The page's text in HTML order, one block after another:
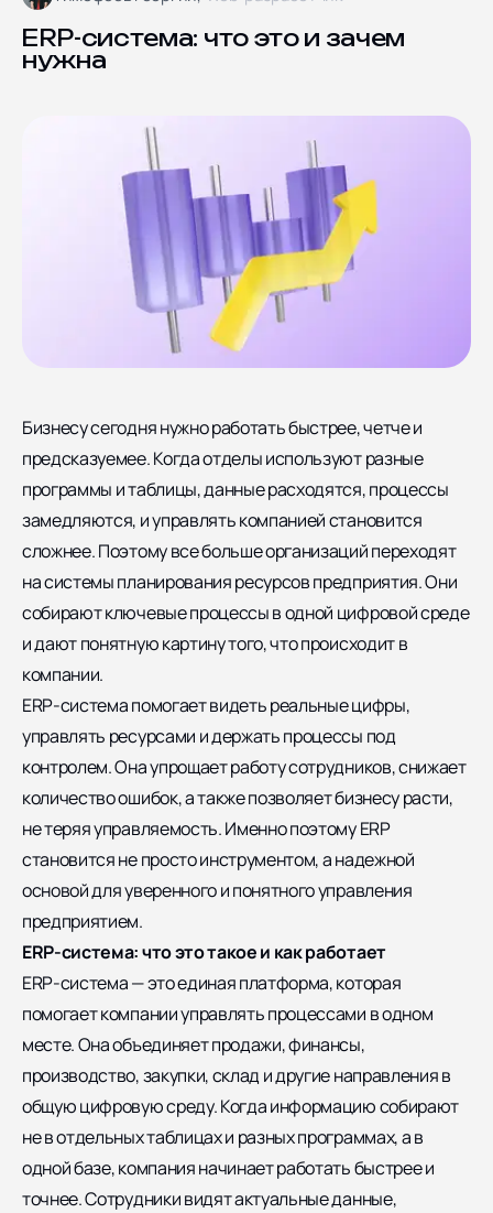
Блог
Отзывы
Контакты
Ярославская улица дом
8, корпус 5
СОЦИАЛЬНЫЕ СЕТИ
ERP-система: что это и зачем
нужна
Бизнесу сегодня нужно работать быстрее, четче и
предсказуемее. Когда отделы используют разные
программы и таблицы, данные расходятся, процессы
замедляются, и управлять компанией становится
сложнее. Поэтому все больше организаций переходят
на системы планирования ресурсов предприятия. Они
собирают ключевые процессы в одной цифровой среде
и дают понятную картину того, что происходит в
компании.
ERP-система помогает видеть реальные цифры,
управлять ресурсами и держать процессы под
контролем. Она упрощает работу сотрудников, снижает
количество ошибок, а также позволяет бизнесу расти,
не теряя управляемость. Именно поэтому ERP
становится не просто инструментом, а надежной
основой для уверенного и понятного управления
предприятием.
ERP-система: что это такое и как работает
ERP-система — это единая платформа, которая
помогает компании управлять процессами в одном
месте. Она объединяет продажи, финансы,
производство, закупки, склад и другие направления в
общую цифровую среду. Когда информацию собирают
не в отдельных таблицах и разных программах, а в
одной базе, компания начинает работать быстрее и
точнее. Сотрудники видят актуальные данные,